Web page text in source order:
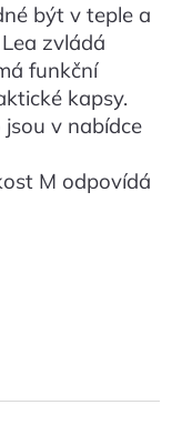
být v teple a
zvládá
funkční
kapsy.
v nabídce
M odpovídá